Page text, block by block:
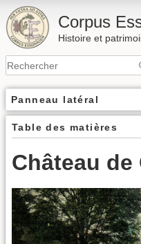
Corpus
Histoire et
Panneau latéral
Table des matières
Château de